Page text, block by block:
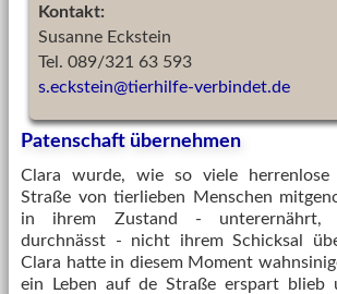
Kontakt:
Susanne Eckstein
Tel. 089/321 63 593
s.eckstein@tierhilfe-verbindet.de
Patenschaft übernehmen
Clara wurde, wie so viele
Straße von tierlieben Menschen
in ihrem Zustand - unterernährt,
durchnässt - nicht ihrem Schicksal
Clara hatte in diesem Moment
ein Leben auf de Straße erspart blieb